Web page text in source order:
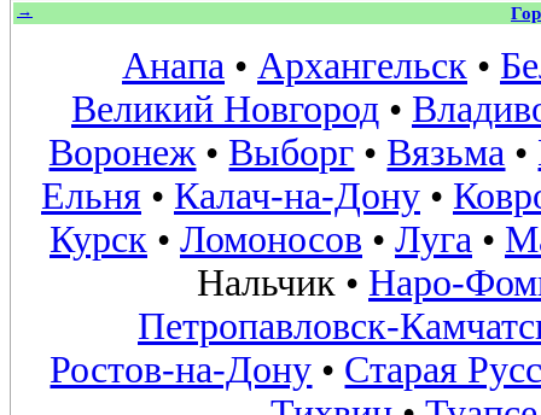
→
Анапа • Архангельск •
Великий Новгород •
Воронеж • Выборг • Вязьма •
Ельня • Калач-на-Дону •
Курск • Ломоносов • Луга •
Нальчик • Наро-
Петропавловск-
Ростов-на-Дону • Старая